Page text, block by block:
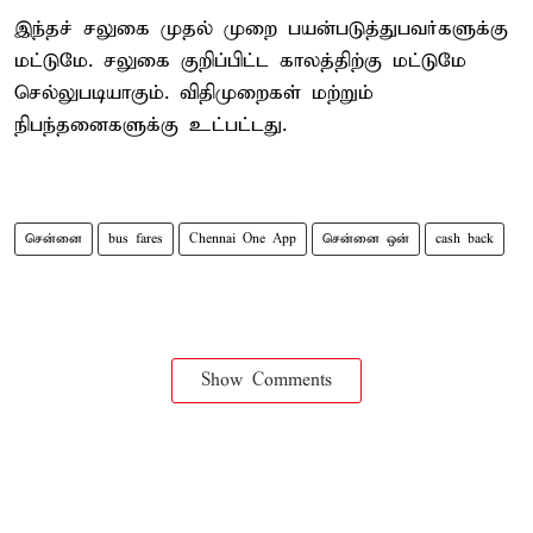
இந்தச் சலுகை முதல் முறை பயன்படுத்துபவர்களுக்கு
மட்டுமே. சலுகை குறிப்பிட்ட காலத்திற்கு மட்டுமே
செல்லுபடியாகும். விதிமுறைகள் மற்றும்
நிபந்தனைகளுக்கு உட்பட்டது.
சென்னை bus fares Chennai One App சென்னை ஒன் cash back
Show Comments